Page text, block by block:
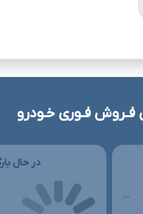
فـروش فـوری خـودرو
...
در حال